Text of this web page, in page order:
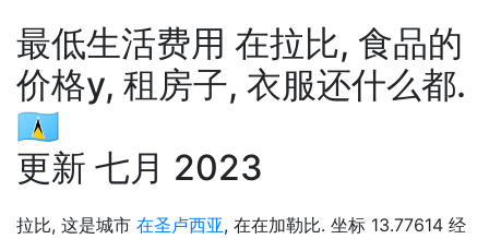
最低生活费用 在拉比, 食品的
价格у, 租房子, 衣服还什么都.
🇱🇨
更新 七月 2023
拉比, 这是城市 在圣卢西亚, 在在加勒比. 坐标 13.77614 经